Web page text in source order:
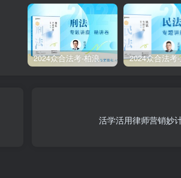
2024众合法考-柏浪涛刑法-精讲卷pdf电子版（附视频1-76全）
活学活用律师营销妙